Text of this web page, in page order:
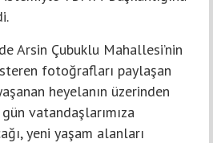
Arsin Çubuklu Mahallesi’nin
fotoğrafları paylaşan
heyelanın üzerinden
vatandaşlarımıza
yeni yaşam alanları